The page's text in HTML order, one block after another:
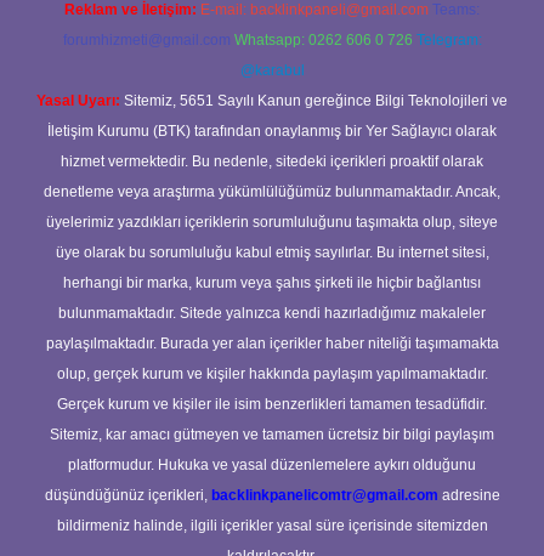
Reklam ve İletişim: E-mail: backlinkpaneli@gmail.com Teams:
forumhizmeti@gmail.com Whatsapp: 0262 606 0 726 Telegram:
@karabul
Yasal Uyarı: Sitemiz, 5651 Sayılı Kanun gereğince Bilgi Teknolojileri ve
İletişim Kurumu (BTK) tarafından onaylanmış bir Yer Sağlayıcı olarak
hizmet vermektedir. Bu nedenle, sitedeki içerikleri proaktif olarak
denetleme veya araştırma yükümlülüğümüz bulunmamaktadır. Ancak,
üyelerimiz yazdıkları içeriklerin sorumluluğunu taşımakta olup, siteye
üye olarak bu sorumluluğu kabul etmiş sayılırlar. Bu internet sitesi,
herhangi bir marka, kurum veya şahıs şirketi ile hiçbir bağlantısı
bulunmamaktadır. Sitede yalnızca kendi hazırladığımız makaleler
paylaşılmaktadır. Burada yer alan içerikler haber niteliği taşımamakta
olup, gerçek kurum ve kişiler hakkında paylaşım yapılmamaktadır.
Gerçek kurum ve kişiler ile isim benzerlikleri tamamen tesadüfidir.
Sitemiz, kar amacı gütmeyen ve tamamen ücretsiz bir bilgi paylaşım
platformudur. Hukuka ve yasal düzenlemelere aykırı olduğunu
düşündüğünüz içerikleri, backlinkpanelicomtr@gmail.com adresine
bildirmeniz halinde, ilgili içerikler yasal süre içerisinde sitemizden